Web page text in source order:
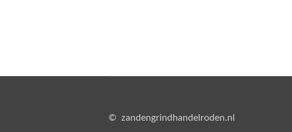
© zandengrindhandelroden.nl